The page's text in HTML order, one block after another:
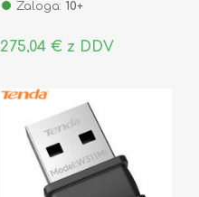
Zaloga: 10+
275,04 € z DDV